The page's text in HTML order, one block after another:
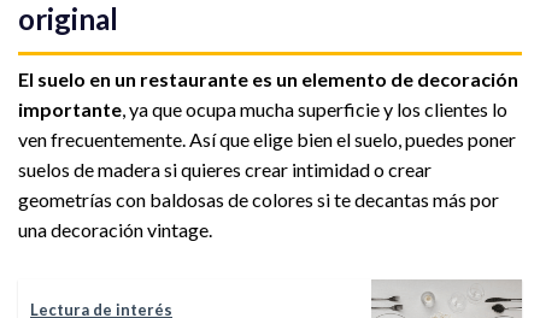
original
El suelo en un restaurante es un elemento de decoración
importante, ya que ocupa mucha superficie y los clientes lo
ven frecuentemente. Así que elige bien el suelo, puedes poner
suelos de madera si quieres crear intimidad o crear
geometrías con baldosas de colores si te decantas más por
una decoración vintage.
Lectura de interés